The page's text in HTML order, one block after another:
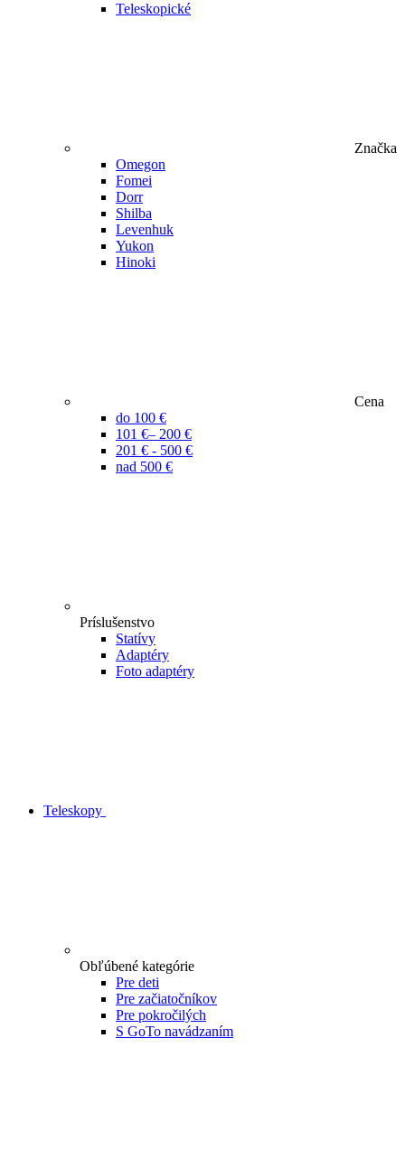
Teleskopické
Značka
Omegon
Fomei
Dorr
Shilba
Levenhuk
Yukon
Hinoki
Cena
do 100 €
101 €– 200 €
201 € - 500 €
nad 500 €
Príslušenstvo
Statívy
Adaptéry
Foto adaptéry
Teleskopy
Obľúbené kategórie
Pre deti
Pre začiatočníkov
Pre pokročilých
S GoTo navádzaním